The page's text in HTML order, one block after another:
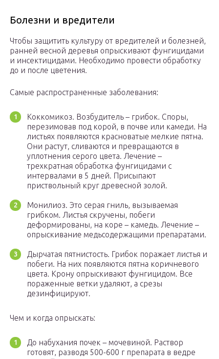
Болезни и вредители
Чтобы защитить культуру от вредителей и болезней,
ранней весной деревья опрыскивают фунгицидами
и инсектицидами. Необходимо провести обработку
до и после цветения.
Самые распространенные заболевания:
Коккомикоз. Возбудитель – грибок. Споры,
перезимовав под корой, в почве или камеди. На
листьях появляются красноватые мелкие пятна.
Они растут, сливаются и превращаются в
уплотнения серого цвета. Лечение –
трехкратная обработка фунгицидами с
интервалами в 5 дней. Присыпают
приствольный круг древесной золой.
Монилиоз. Это серая гниль, вызываемая
грибком. Листья скручены, побеги
деформированы, на коре – камедь. Лечение –
опрыскивание медьсодержащими препаратами.
Дырчатая пятнистость. Грибок поражает листья и
побеги. На них появляются пятна коричневого
цвета. Крону опрыскивают фунгицидом. Все
пораженные ветки удаляют, а срезы
дезинфицируют.
Чем и когда опрыскать:
До набухания почек – мочевиной. Раствор
готовят, разводя 500-600 г препарата в ведре